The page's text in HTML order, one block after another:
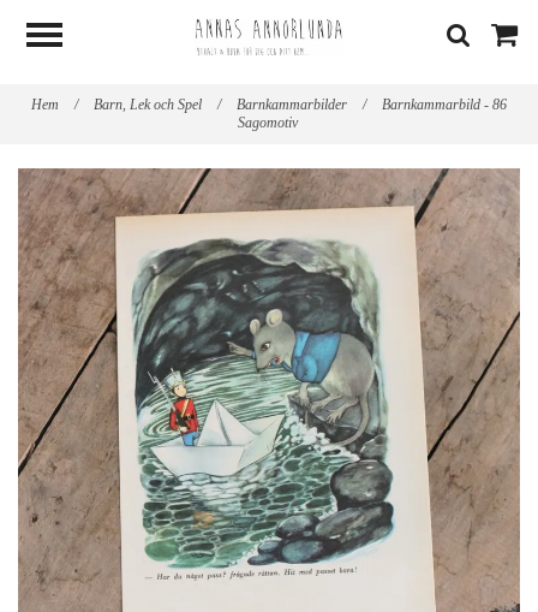
Hem / Barn, Lek och Spel / Barnkammarbilder /
Barnkammarbild - 86
Sagomotiv